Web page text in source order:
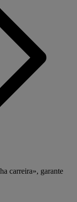
carreira», garante